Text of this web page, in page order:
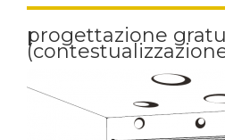
progettazione